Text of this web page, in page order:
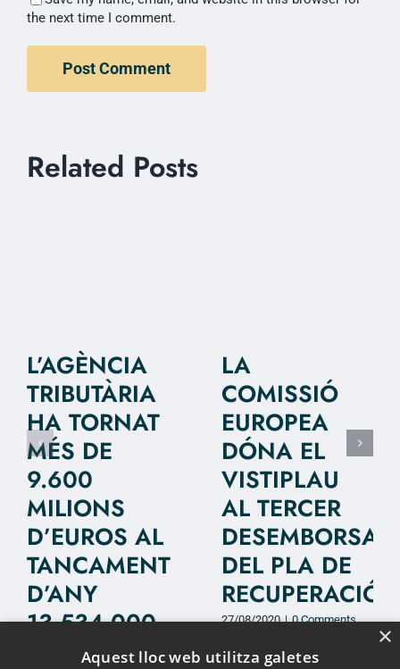
the next time I comment.
Related Posts
L’AGÈNCIA
TRIBUTÀRIA
HA TORNAT
MÉS DE
9.600
MILIONS
D’EUROS AL
TANCAMENT
D’ANY
13.534.000
CONTRIBUENTS
LA
COMISSIÓ
EUROPEA
DÓNA EL
VISTIPLAU
AL TERCER
DEL PLA DE
RECUPERACIÓ
27/08/2020 | 0 Comments
×
Aquest lloc web utilitza galetes